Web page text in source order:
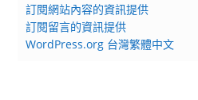
訂閱網站內容的資訊提供
訂閱留言的資訊提供
WordPress.org 台灣繁體中文